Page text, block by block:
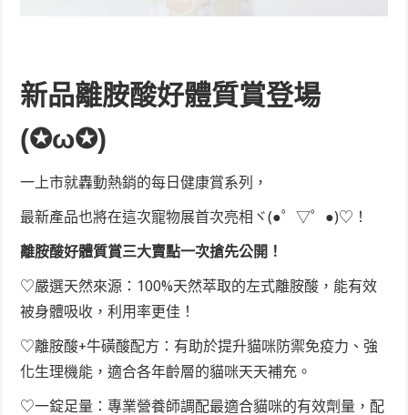
新品離胺酸好體質賞登場
(✪ω✪)
一上市就轟動熱銷的每日健康賞系列，
最新產品也將在這次寵物展首次亮相ヾ(●゜▽゜●)♡！
離胺酸好體質賞三大賣點一次搶先公開！
♡嚴選天然來源：100%天然萃取的左式離胺酸，能有效
被身體吸收，利用率更佳！
♡離胺酸+牛磺酸配方：有助於提升貓咪防禦免疫力、強
化生理機能，適合各年齡層的貓咪天天補充。
♡一錠足量：專業營養師調配最適合貓咪的有效劑量，配